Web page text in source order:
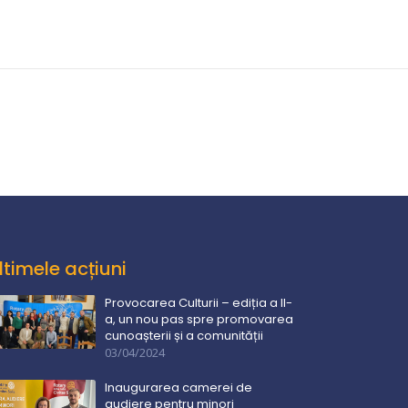
acțiuni
Provocarea Culturii – ediția a II-
a, un nou pas spre promovarea
cunoașterii și a comunității
03/04/2024
Inaugurarea camerei de
audiere pentru minori